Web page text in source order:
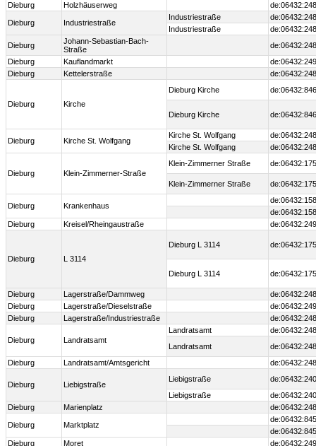
Dieburg Holzhäuserweg
Dieburg Industriestraße
Industriestraße
Industriestraße
Dieburg
Johann-Sebastian-Bach-
Straße
Dieburg
Kauflandmarkt
Dieburg
Kettelerstraße
Dieburg Kirche
Dieburg Kirche
Dieburg Kirche
Dieburg Kirche St. Wolfgang
Kirche St. Wolfgang
Kirche St. Wolfgang
Dieburg Klein-Zimmerner-Straße
Klein-Zimmerner Straße
Klein-Zimmerner Straße
Dieburg Krankenhaus
Dieburg
Kreisel/Rheingaustraße
Dieburg L 3114
Dieburg L 3114
Dieburg L 3114
Dieburg Lagerstraße/Dammweg
Dieburg
Lagerstraße/Dieselstraße
Dieburg
Lagerstraße/Industriestraße
Dieburg Landratsamt
Landratsamt
Landratsamt
Dieburg
Landratsamt/Amtsgericht
Dieburg Liebigstraße
Liebigstraße
Liebigstraße
Dieburg
Marienplatz
Dieburg Marktplatz
Dieburg
Moret